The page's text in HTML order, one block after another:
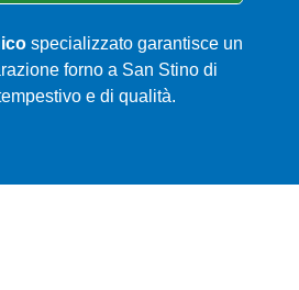
specializzato garantisce un
forno a San Stino di
e di qualità.